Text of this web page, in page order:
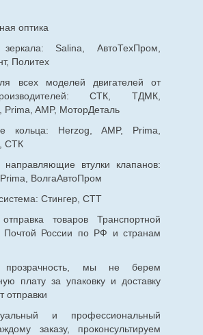
оптика
Salina, АвтоТехПром,
Политех
всех моделей двигателей от
СТК, ТДМК,
Prima, AMP, МоторДеталь
кольца: Herzog, AMP, Prima,
СТК
втулки клапанов:
ВолгаАвтоПром
Стингер, СТТ
товаров Транспортной
Почтой России по РФ и странам
мы не берем
плату за упаковку и доставку
отправки
и профессиональный
заказу, проконсультируем